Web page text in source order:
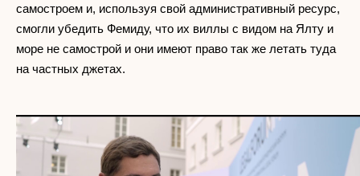
самостроем и, используя свой административный ресурс,
смогли убедить Фемиду, что их виллы с видом на Ялту и
море не самострой и они имеют право так же летать туда
на частных джетах.